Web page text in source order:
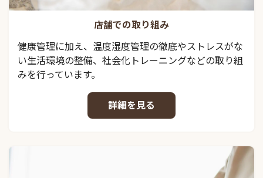
店舗での取り組み
健康管理に加え、温度湿度管理の徹底やストレスがな
い生活環境の整備、社会化トレーニングなどの取り組
みを行っています。
詳細を見る